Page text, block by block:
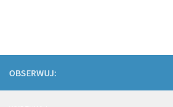
OBSERWUJ: